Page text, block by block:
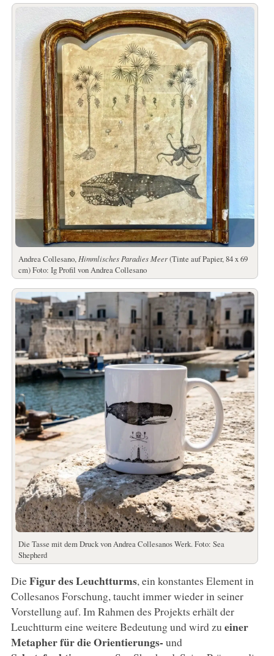
Andrea Collesano, Himmlisches Paradies Meer(Tinte auf Papier, 84 x 69
cm) Foto: Ig Profil von Andrea Collesano
Die Tasse mit dem Druck von Andrea Collesanos Werk. Foto: Sea
Shepherd
DieFigur des Leuchtturms, ein konstantes Element in
Collesanos Forschung, taucht immer wieder in seiner
Vorstellung auf. Im Rahmen des Projekts erhält der
Leuchtturm eine weitere Bedeutung und wird zu einer
Metapher für die Orientierungs- und